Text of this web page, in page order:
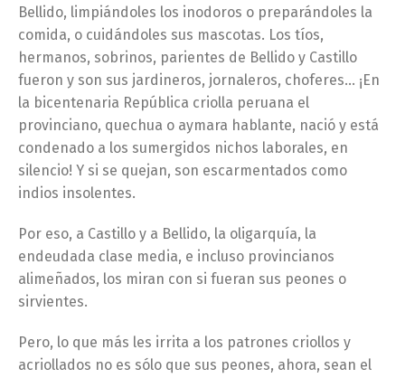
Bellido, limpiándoles los inodoros o preparándoles la
comida, o cuidándoles sus mascotas. Los tíos,
hermanos, sobrinos, parientes de Bellido y Castillo
fueron y son sus jardineros, jornaleros, choferes… ¡En
la bicentenaria República criolla peruana el
provinciano, quechua o aymara hablante, nació y está
condenado a los sumergidos nichos laborales, en
silencio! Y si se quejan, son escarmentados como
indios insolentes.
Por eso, a Castillo y a Bellido, la oligarquía, la
endeudada clase media, e incluso provincianos
alimeñados, los miran con si fueran sus peones o
sirvientes.
Pero, lo que más les irrita a los patrones criollos y
acriollados no es sólo que sus peones, ahora, sean el